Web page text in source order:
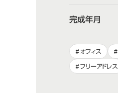
完成年月
オフィス
フリーアドレス